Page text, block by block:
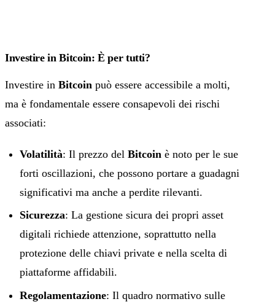
Investire in Bitcoin: È per tutti?
Investire in Bitcoin può essere accessibile a molti,
ma è fondamentale essere consapevoli dei rischi
associati:
Volatilità: Il prezzo del Bitcoin è noto per le sue
forti oscillazioni, che possono portare a guadagni
significativi ma anche a perdite rilevanti.
Sicurezza: La gestione sicura dei propri asset
digitali richiede attenzione, soprattutto nella
protezione delle chiavi private e nella scelta di
piattaforme affidabili.
Regolamentazione: Il quadro normativo sulle